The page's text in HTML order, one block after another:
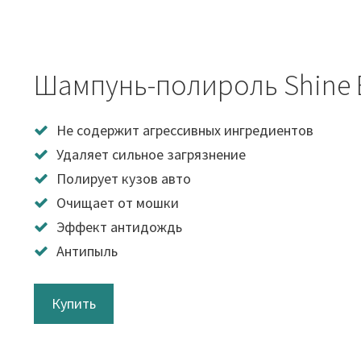
Шампунь-полироль Shine
Не содержит агрессивных ингредиентов
Удаляет сильное загрязнение
Полирует кузов авто
Очищает от мошки
Эффект антидождь
Антипыль
Купить